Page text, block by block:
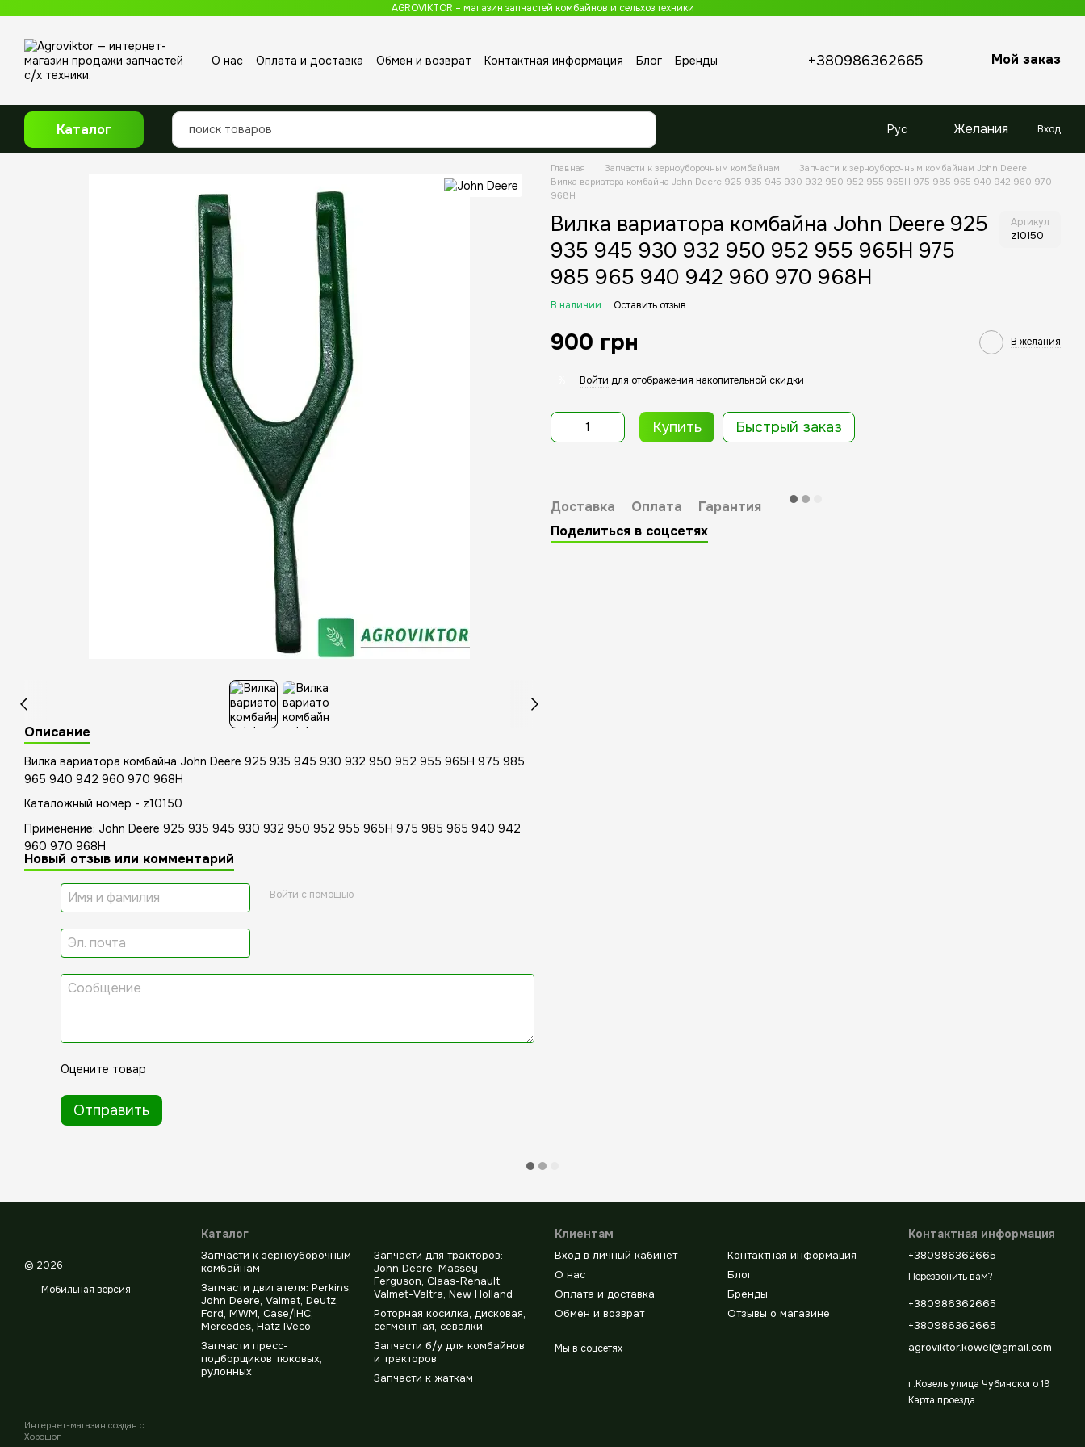
AGROVIKTOR – магазин запчастей комбайнов и сельхоз техники
О нас Оплата и доставка Обмен и возврат Контактная информация Блог
Бренды
+380986362665 Мой заказ
Каталог Рус Желания Вход
Описание
Вилка вариатора комбайна John Deere 925 935 945 930 932 950 952 955 965H 975 985
965 940 942 960 970 968H
Каталожный номер - z10150
Применение: John Deere 925 935 945 930 932 950 952 955 965H 975 985 965 940 942
960 970 968H
Новый отзыв или комментарий
Войти с помощью
Оцените товар
Отправить
Главная Запчасти к зерноуборочным комбайнам
Запчасти к зерноуборочным комбайнам John Deere
Вилка вариатора комбайна John Deere 925 935 945 930 932 950 952 955 965H 975 985 965 940 942 960 970
968H
Вилка вариатора комбайна John Deere 925
935 945 930 932 950 952 955 965H 975
985 965 940 942 960 970 968H
Артикул
z10150
В наличии Оставить отзыв
900 грн В желания
Войти для отображения накопительной скидки
Купить Быстрый заказ
Доставка Оплата
Гарантия
Поделиться в соцсетях
© 2026
Мобильная версия
Интернет-магазин создан с
Хорошоп
Каталог
Запчасти к зерноуборочным
комбайнам
Запчасти двигателя: Perkins,
John Deere, Valmet, Deutz,
Ford, MWM, Case/IHC,
Mercedes, Hatz IVeco
Запчасти пресс-
подборщиков тюковых,
рулонных
Запчасти для тракторов:
John Deere, Massey
Ferguson, Claas-Renault,
Valmet-Valtra, New Holland
Роторная косилка, дисковая,
сегментная, севалки.
Запчасти б/у для комбайнов
и тракторов
Запчасти к жаткам
Клиентам
Вход в личный кабинет
О нас
Оплата и доставка
Обмен и возврат
Контактная информация
Блог
Бренды
Отзывы о магазине
Мы в соцсетях
Контактная информация
+380986362665
Перезвонить вам?
+380986362665
+380986362665
agroviktor.kowel@gmail.com
г.Ковель улица Чубинского 19
Карта проезда